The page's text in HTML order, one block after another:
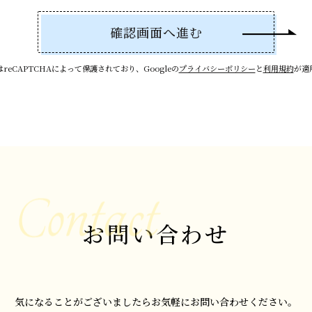
reCAPTCHAによって保護されており、Googleのプライバシーポリシーと利用規約が適
お問い合わせ
気になることがございましたらお気軽にお問い合わせください。